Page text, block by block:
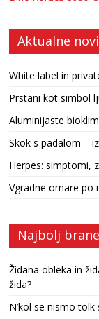
Aktualne
White label in
Prstani kot simbol
Aluminijaste
Skok s padalom –
Herpes: simptomi,
Vgradne omare po
Najbolj
Židana obleka in
žida?
N’kol se nismo